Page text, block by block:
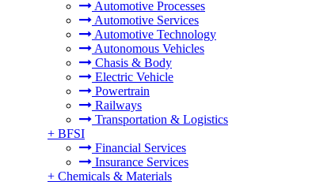
Automotive Processes
Automotive Services
Automotive Technology
Autonomous Vehicles
Chasis & Body
Electric Vehicle
Powertrain
Railways
Transportation & Logistics
+ BFSI
Financial Services
Insurance Services
+ Chemicals & Materials